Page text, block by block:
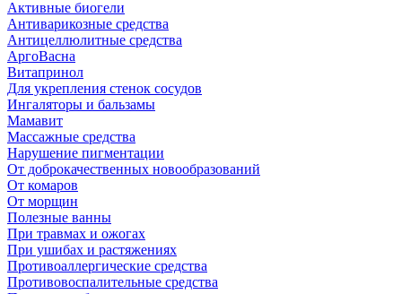
Активные биогели
Антиварикозные средства
Антицеллюлитные средства
АргоВасна
Витапринол
Для укрепления стенок сосудов
Ингаляторы и бальзамы
Мамавит
Массажные средства
Нарушение пигментации
От доброкачественных новообразований
От комаров
От морщин
Полезные ванны
При травмах и ожогах
При ушибах и растяжениях
Противоаллергические средства
Противовоспалительные средства